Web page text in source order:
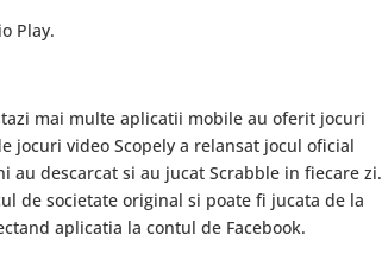
Play.
mai multe aplicatii mobile au oferit jocuri
jocuri video Scopely a relansat jocul oficial
au descarcat si au jucat Scrabble in fiecare zi.
de societate original si poate fi jucata de la
aplicatia la contul de Facebook.